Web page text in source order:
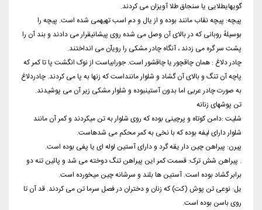
گویهایطلایی یا سنجاق طلا آویزان می کردند.
پیچه: پیچه نقاب مانند بوده و از یال و دم اسب تهیهمی شده است. پیچه را
بوسیلهٔ روبانی که در بالای آن وصل می شده روی پیشانیقرار می دادند و بند آن را
پشت سر گره می زدند ، آنگاه چادر مشکی را رویآن می انداختند.
چادر دلاغ : همان چاقچور یا چاقشور است. جورابیاست از نوک انگشت پا تا کمر که
پاچه آن تنگ و بالای آن گشاد و شلوار ماننداست که زنها به پا می کردند. چادردلاغ
به صورت چادر عربی اما بدون آستینبوده و شلوار مشکی زیر آن می پوشیدند.
تن پوشهای زنانه
شلیت :دامن کوتاه و پرچینی بوده که روی شلوار به تن میکردند و کمر آن مانند
شلوار دارای لیفه بوده که با نخی به کمر محکم می شدهاست.
پیرن: پیراهن چین دار یقه گرد و دارای آستین لوله ای یا پفی بوده است.
. پیراهن شش ترک: قسمت کمر این پیراهن تنگ دوخته می شد و پائین تنه دو
برابر گشاد بوده است. آستین ها بلند و سرشانه چین میخورده است.
یل: نوعی تن پوش (کت) که زنان و دختران در فصل سرما تن می کردند. قد آن تا
روی باسن بوده است.